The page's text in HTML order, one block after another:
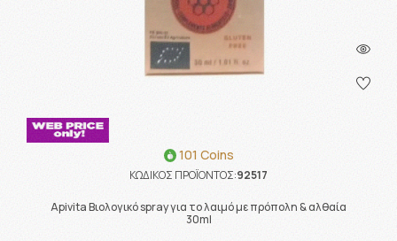
101 Coins
ΚΩΔΙΚΟΣ ΠΡΟΪΟΝΤΟΣ:92517
Apivita Βιολογικό spray για το λαιμό με πρόπολη & αλθαία
30ml